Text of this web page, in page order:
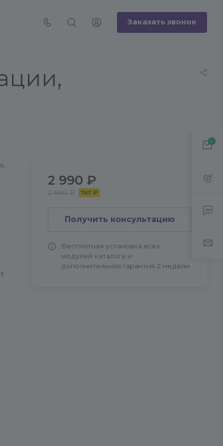
Заказать звонок
2 990 ₽
2 990 ₽ 747 ₽
Получить консультацию
Бесплатная установка всех
модулей каталога и
дополнительная гарантия 2 недели
0